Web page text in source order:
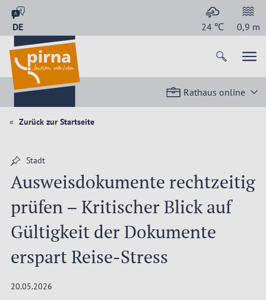
DE 24 ℃ 0,9 m
Rathaus online
Zurück zur Startseite
Stadt
Ausweisdokumente rechtzeitig
prüfen – Kritischer Blick auf
Gültigkeit der Dokumente
erspart Reise-Stress
20.05.2026